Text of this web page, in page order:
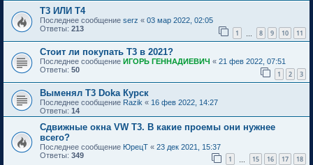
Т3 ИЛИ Т4
Последнее сообщение serz « 03 мар 2022, 02:05
Ответы: 213 1 8 9 10 11
Стоит ли покупать Т3 в 2021?
Последнее сообщение ИГОРЬ ГЕННАДИЕВИЧ « 21 фев 2022, 07:51
Ответы: 50 1 2 3
Выменял T3 Doka Курск
Последнее сообщение Razik « 16 фев 2022, 14:27
Ответы: 14
Сдвижные окна VW T3. В какие проемы они нужнее
всего?
Последнее сообщение ЮрецТ « 23 дек 2021, 15:37
Ответы: 349 1 15 16 17 18